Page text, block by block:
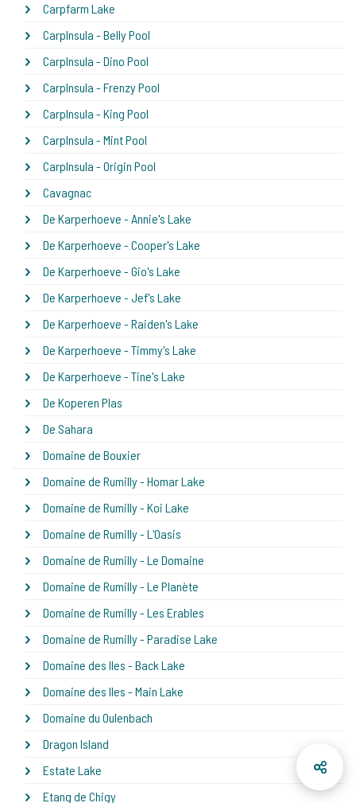
Carpfarm Lake
CarpInsula - Belly Pool
CarpInsula - Dino Pool
CarpInsula - Frenzy Pool
CarpInsula - King Pool
CarpInsula - Mint Pool
CarpInsula - Origin Pool
Cavagnac
De Karperhoeve - Annie's Lake
De Karperhoeve - Cooper's Lake
De Karperhoeve - Gio's Lake
De Karperhoeve - Jef's Lake
De Karperhoeve - Raiden's Lake
De Karperhoeve - Timmy's Lake
De Karperhoeve - Tine's Lake
De Koperen Plas
De Sahara
Domaine de Bouxier
Domaine de Rumilly - Homar Lake
Domaine de Rumilly - Koi Lake
Domaine de Rumilly - L'Oasis
Domaine de Rumilly - Le Domaine
Domaine de Rumilly - Le Planète
Domaine de Rumilly - Les Erables
Domaine de Rumilly - Paradise Lake
Domaine des Iles - Back Lake
Domaine des Iles - Main Lake
Domaine du Oulenbach
Dragon Island
Estate Lake
Etang de Chigy